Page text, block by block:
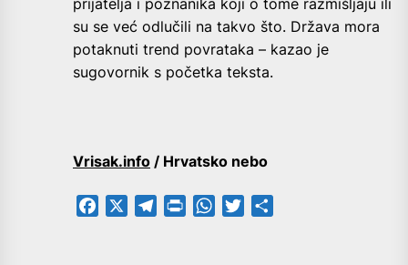
su se već odlučili na takvo što. Država mora
potaknuti trend povrataka – kazao je
sugovornik s početka teksta.
Vrisak.info / Hrvatsko nebo
Facebook TelegramPrintFriendly
WhatsApp
Twitter